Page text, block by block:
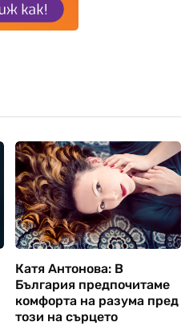
Катя Антонова: В
България предпочитаме
комфорта на разума пред
този на сърцето